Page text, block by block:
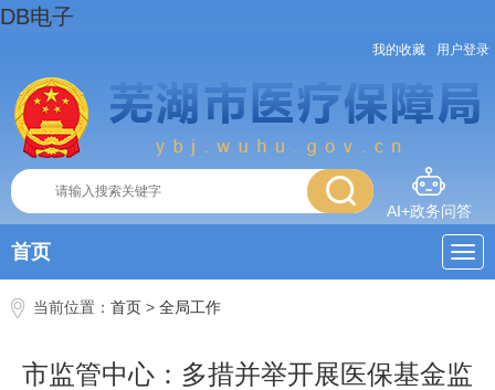
DB电子
我的收藏 用户登录
AI+政务问答
首页
当前位置： 首页 > 全局工作
市监管中心：多措并举开展医保基金监